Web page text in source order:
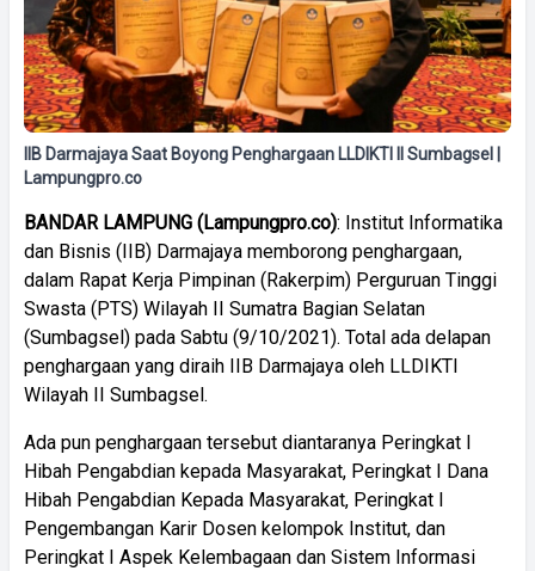
IIB Darmajaya Saat Boyong Penghargaan LLDIKTI II Sumbagsel |
Lampungpro.co
BANDAR LAMPUNG (Lampungpro.co): Institut Informatika
dan Bisnis (IIB) Darmajaya memborong penghargaan,
dalam Rapat Kerja Pimpinan (Rakerpim) Perguruan Tinggi
Swasta (PTS) Wilayah II Sumatra Bagian Selatan
(Sumbagsel) pada Sabtu (9/10/2021). Total ada delapan
penghargaan yang diraih IIB Darmajaya oleh LLDIKTI
Wilayah II Sumbagsel.
Ada pun penghargaan tersebut diantaranya Peringkat I
Hibah Pengabdian kepada Masyarakat, Peringkat I Dana
Hibah Pengabdian Kepada Masyarakat, Peringkat I
Pengembangan Karir Dosen kelompok Institut, dan
Peringkat I Aspek Kelembagaan dan Sistem Informasi